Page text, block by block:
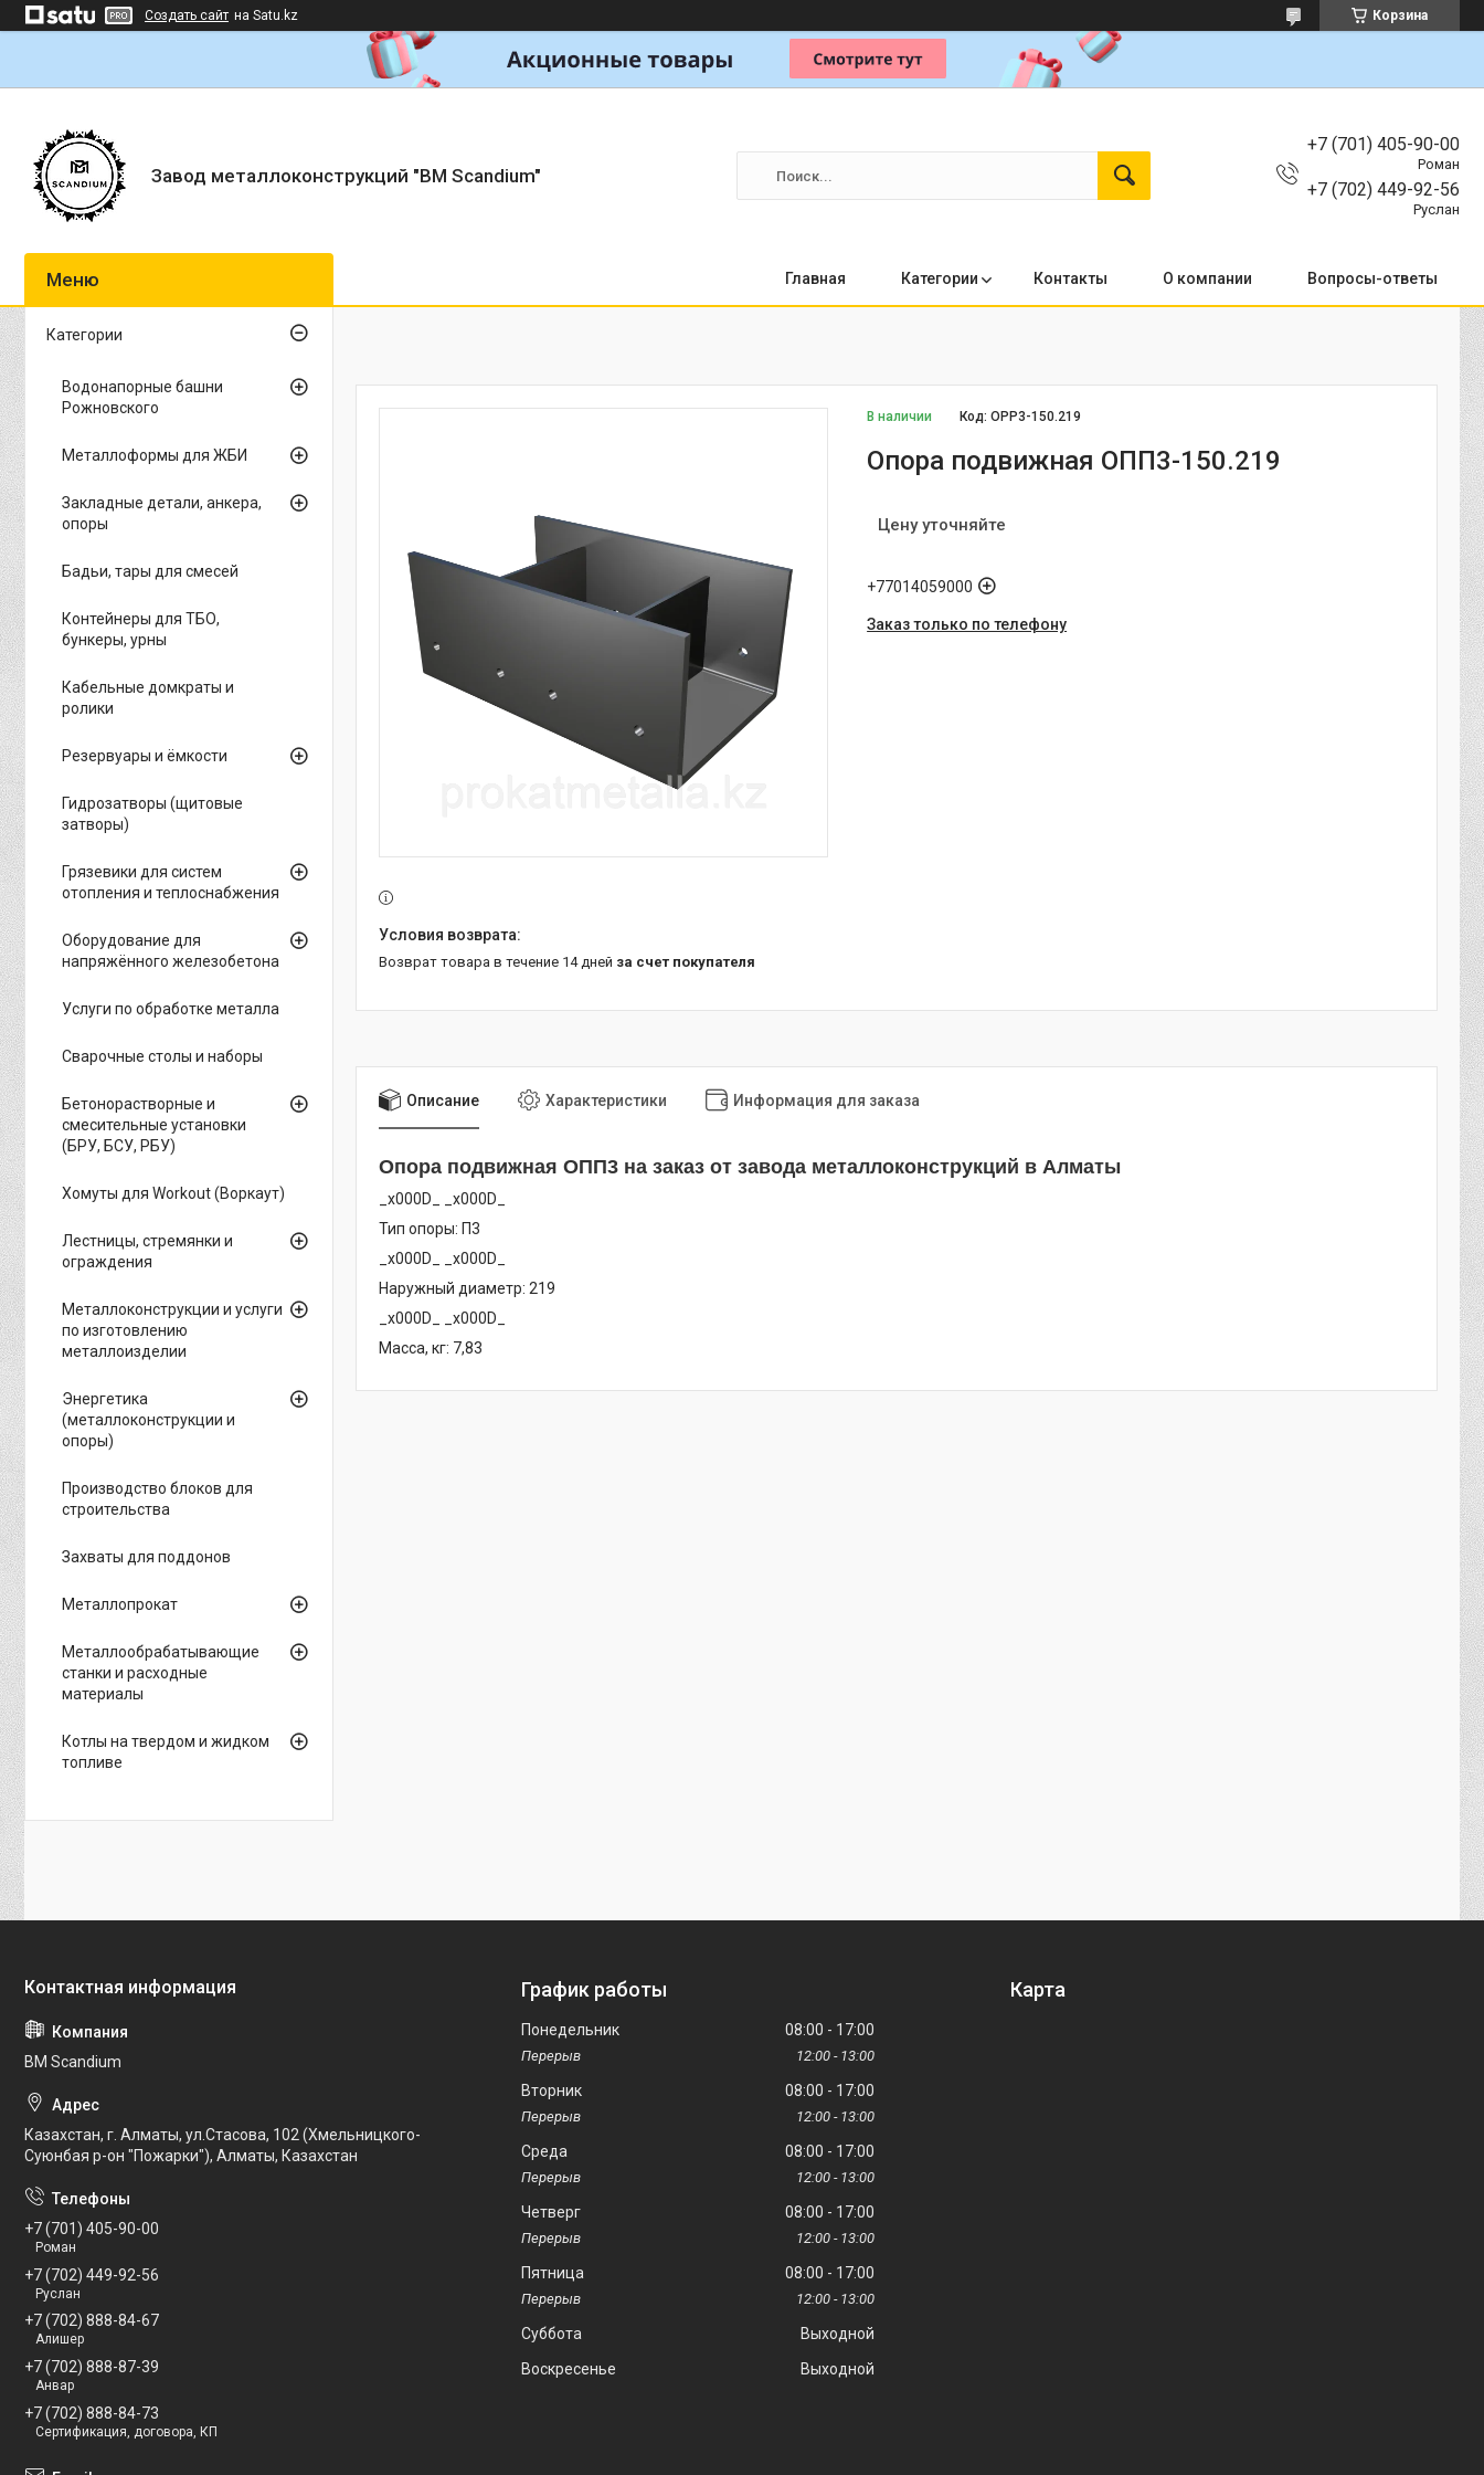
Создать сайт на Satu.kz Корзина
Завод металлоконструкций "BM Scandium"
+7 (701) 405-90-00
Роман
+7 (702) 449-92-56
Руслан
Главная Категории Контакты О компании Вопросы-ответы
В наличии Код:OPP3-150.219
Опора подвижная ОПП3-150.219
Цену уточняйте
+77014059000
Заказ только по телефону
возврат товара в течение 14 дней за счет покупателя
Описание Характеристики Информация для заказа
Опора подвижная ОПП3 на заказ от завода металлоконструкций в Алматы
_x000D_ _x000D_
Тип опоры: П3
_x000D_ _x000D_
Наружный диаметр: 219
_x000D_ _x000D_
Масса, кг: 7,83
Категории
Водонапорные башни
Рожновского
Металлоформы для ЖБИ
Закладные детали, анкера,
опоры
Бадьи, тары для смесей
Контейнеры для ТБО,
бункеры, урны
Кабельные домкраты и
ролики
Резервуары и ёмкости
Гидрозатворы (щитовые
затворы)
Грязевики для систем
отопления и теплоснабжения
Оборудование для
напряжённого железобетона
Услуги по обработке металла
Сварочные столы и наборы
Бетонорастворные и
смесительные установки
(БРУ, БСУ, РБУ)
Хомуты для Workout (Воркаут)
Лестницы, стремянки и
ограждения
Металлоконструкции и услуги
по изготовлению
металлоизделии
Энергетика
(металлоконструкции и
опоры)
Производство блоков для
строительства
Захваты для поддонов
Металлопрокат
Металлообрабатывающие
станки и расходные
материалы
Котлы на твердом и жидком
топливе
BM Scandium
Казахстан, г. Алматы, ул.Стасова, 102 (Хмельницкого-
Суюнбая р-он "Пожарки"), Алматы, Казахстан
+7 (701) 405-90-00
Роман
+7 (702) 449-92-56
Руслан
+7 (702) 888-84-67
Алишер
+7 (702) 888-87-39
Анвар
+7 (702) 888-84-73
Сертификация, договора, КП
График работы
Понедельник 08:00 17:00
12:00 13:00
Вторник 08:00 17:00
12:00 13:00
Среда 08:00 17:00
12:00 13:00
Четверг 08:00 17:00
12:00 13:00
Пятница 08:00 17:00
12:00 13:00
Суббота
Выходной
Воскресенье
Выходной
Карта